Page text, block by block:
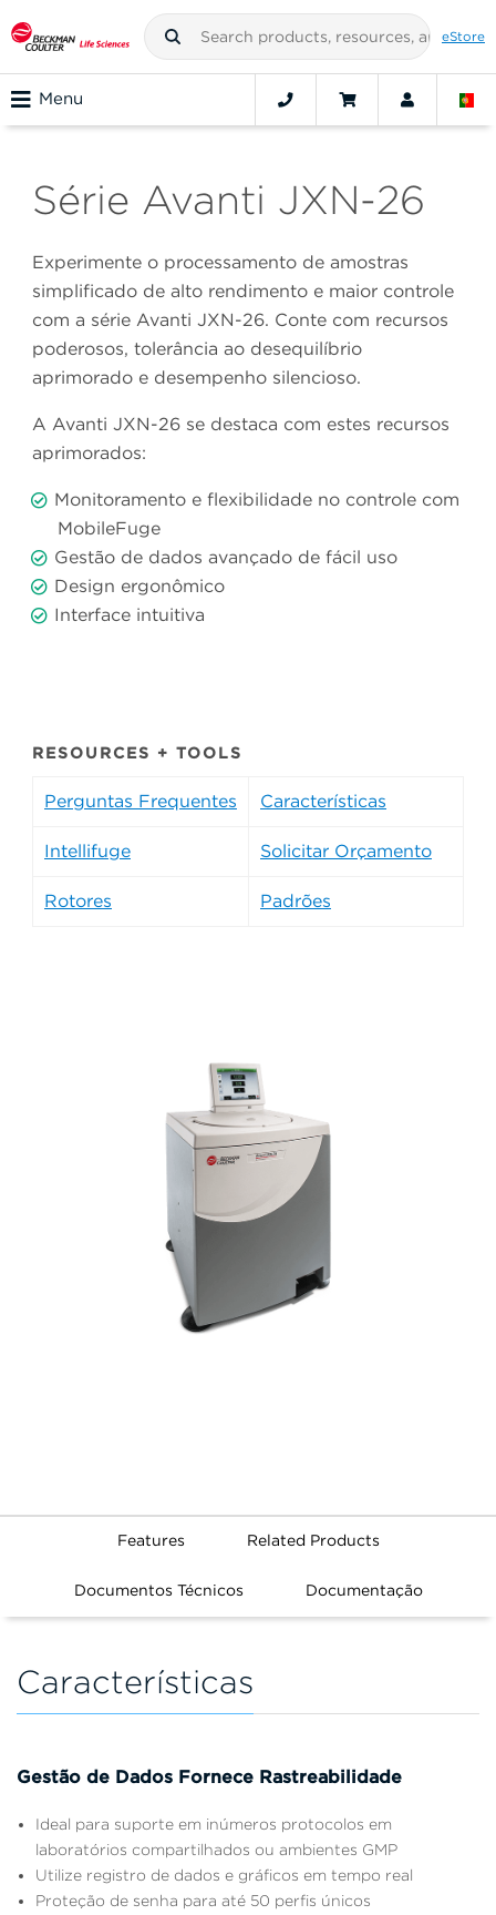
eStore
Menu
Série Avanti JXN-26
Experimente o processamento de amostras
simplificado de alto rendimento e maior controle
com a série Avanti JXN-26. Conte com recursos
poderosos, tolerância ao desequilíbrio
aprimorado e desempenho silencioso.
A Avanti JXN-26 se destaca com estes recursos
aprimorados:
Monitoramento e flexibilidade no controle com
MobileFuge
Gestão de dados avançado de fácil uso
Design ergonômico
Interface intuitiva
RESOURCES + TOOLS
Perguntas Frequentes Características
Intellifuge Solicitar Orçamento
Rotores Padrões
Features Related Products
Documentos Técnicos Documentação
Características
Gestão de Dados Fornece Rastreabilidade
Ideal para suporte em inúmeros protocolos em
laboratórios compartilhados ou ambientes GMP
Utilize registro de dados e gráficos em tempo real
Proteção de senha para até 50 perfis únicos